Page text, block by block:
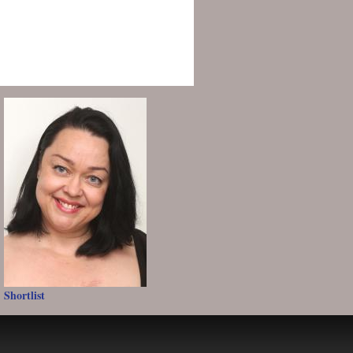
Shortlist